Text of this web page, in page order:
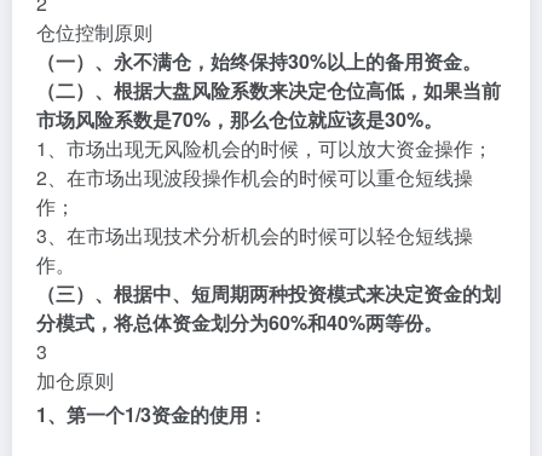
仓位控制原则
（一）、永不满仓，始终保持30%以上的备用资金。
（二）、根据大盘风险系数来决定仓位高低，如果当前
市场风险系数是70%，那么仓位就应该是30%。
1、市场出现无风险机会的时候，可以放大资金操作；
2、在市场出现波段操作机会的时候可以重仓短线操
作；
3、在市场出现技术分析机会的时候可以轻仓短线操
作。
（三）、根据中、短周期两种投资模式来决定资金的划
分模式，将总体资金划分为60%和40%两等份。
3
加仓原则
1、第一个1/3资金的使用：